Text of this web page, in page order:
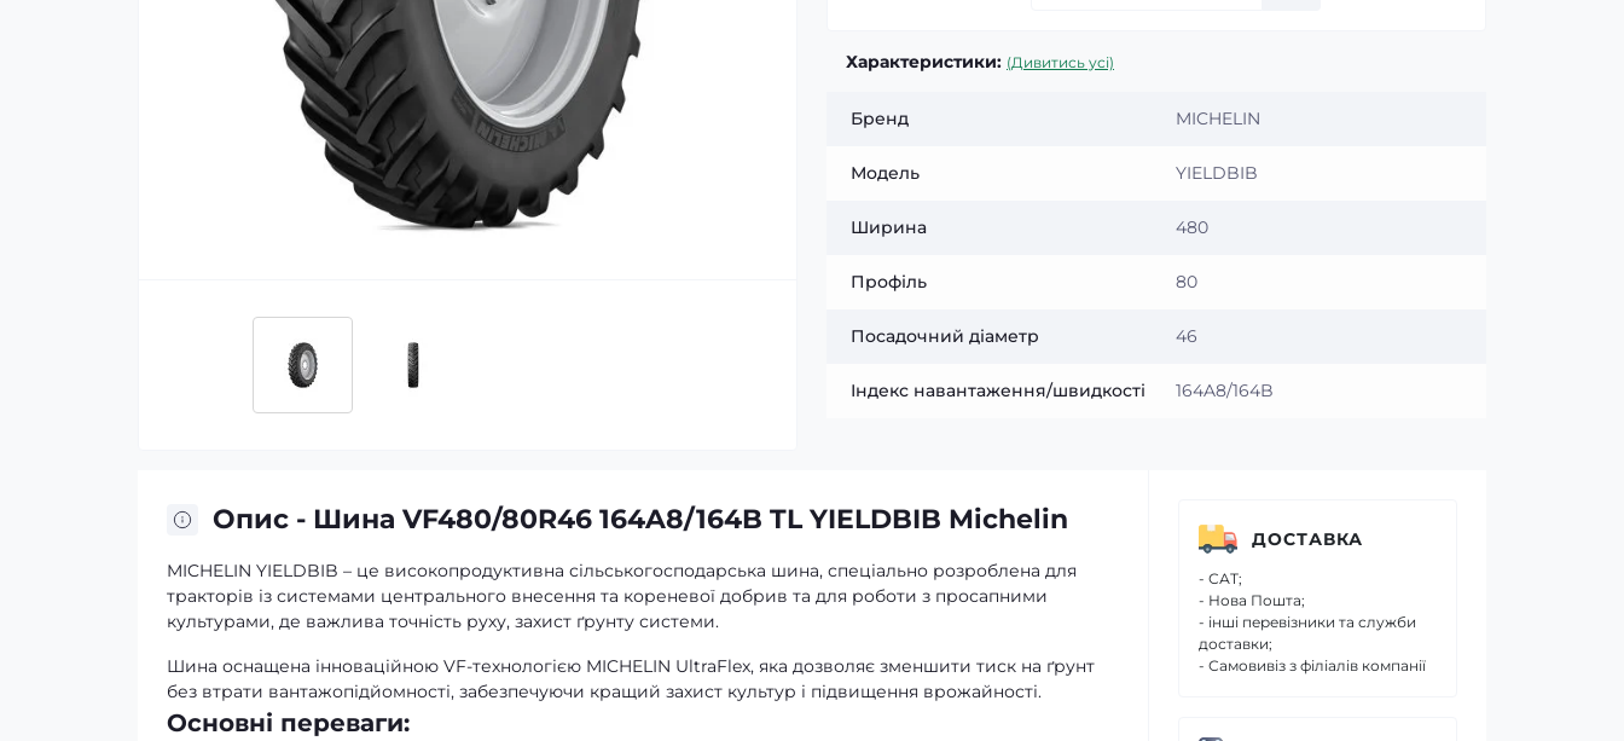
Характеристики: (Дивитись усі)
Бренд MICHELIN
Модель YIELDBIB
Ширина 480
Профіль 80
Посадочний діаметр 46
Індекс навантаження/швидкості 164A8/164B
Опис - Шина VF480/80R46 164A8/164B TL YIELDBIB Michelin
MICHELIN YIELDBIB – це високопродуктивна сільськогосподарська шина, спеціально розроблена для
тракторів із системами центрального внесення та кореневої добрив та для роботи з просапними
культурами, де важлива точність руху, захист ґрунту системи.
Шина оснащена інноваційною VF-технологією MICHELIN UltraFlex, яка дозволяє зменшити тиск на ґрунт
без втрати вантажопідйомності, забезпечуючи кращий захист культур і підвищення врожайності.
Основні переваги:
ДОСТАВКА
- САТ;
- Нова Пошта;
- інші перевізники та служби
доставки;
- Самовивіз з філіалів компанії